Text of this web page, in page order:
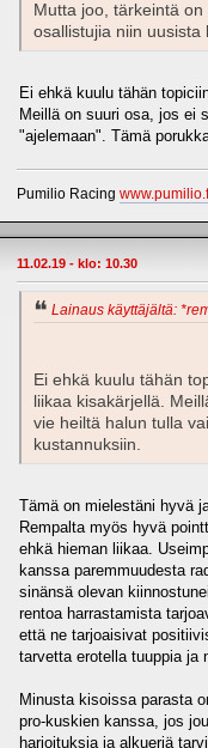
Mutta joo, tärkeintä
osallistujia niin
Ei ehkä kuulu tähän
Meillä on suuri osa, jos ei
"ajelemaan". Tämä
Pumilio Racing
11.02.19 - klo: 10.30
Lainaus käyttäjältä:
Ei ehkä kuulu tähän
liikaa kisakärjellä.
vie heiltä halun tulla
kustannuksiin.
Tämä on mielestäni hyvä
Rempalta myös hyvä
ehkä hieman liikaa.
kanssa paremmuudesta
sinänsä olevan
rentoa harrastamista
että ne tarjoaisivat
tarvetta erotella tuuppia ja
Minusta kisoissa parasta
pro-kuskien kanssa, jos
harjoituksia ja alkueriä